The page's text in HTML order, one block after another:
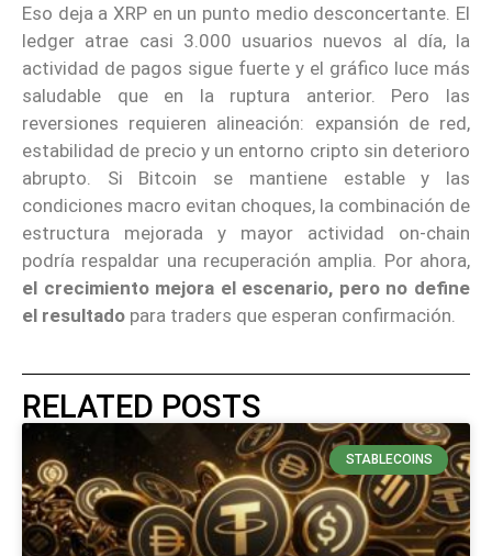
Eso deja a XRP en un punto medio desconcertante. El
ledger atrae casi 3.000 usuarios nuevos al día, la
actividad de pagos sigue fuerte y el gráfico luce más
saludable que en la ruptura anterior. Pero las
reversiones requieren alineación: expansión de red,
estabilidad de precio y un entorno cripto sin deterioro
abrupto. Si Bitcoin se mantiene estable y las
condiciones macro evitan choques, la combinación de
estructura mejorada y mayor actividad on-chain
podría respaldar una recuperación amplia. Por ahora,
el crecimiento mejora el escenario, pero no define
el resultado para traders que esperan confirmación.
RELATED POSTS
STABLECOINS